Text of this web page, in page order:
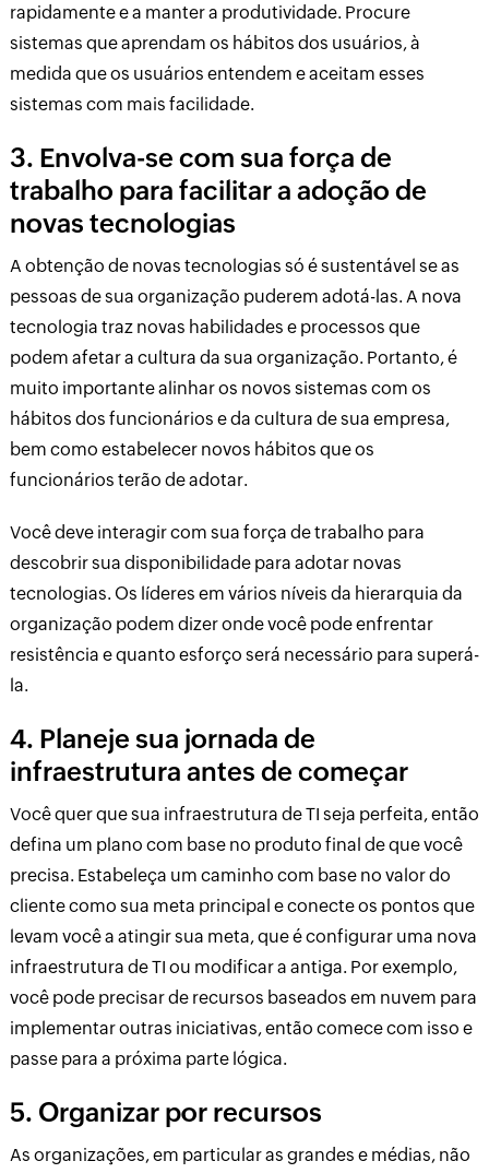
rapidamente e a manter a produtividade. Procure
sistemas que aprendam os hábitos dos usuários, à
medida que os usuários entendem e aceitam esses
sistemas com mais facilidade.
3. Envolva-se com sua força de
trabalho para facilitar a adoção de
novas tecnologias
A obtenção de novas tecnologias só é sustentável se as
pessoas de sua organização puderem adotá-las. A nova
tecnologia traz novas habilidades e processos que
podem afetar a cultura da sua organização. Portanto, é
muito importante alinhar os novos sistemas com os
hábitos dos funcionários e da cultura de sua empresa,
bem como estabelecer novos hábitos que os
funcionários terão de adotar.
Você deve interagir com sua força de trabalho para
descobrir sua disponibilidade para adotar novas
tecnologias. Os líderes em vários níveis da hierarquia da
organização podem dizer onde você pode enfrentar
resistência e quanto esforço será necessário para superá-
la.
4. Planeje sua jornada de
infraestrutura antes de começar
Você quer que sua infraestrutura de TI seja perfeita, então
defina um plano com base no produto final de que você
precisa. Estabeleça um caminho com base no valor do
cliente como sua meta principal e conecte os pontos que
levam você a atingir sua meta, que é configurar uma nova
infraestrutura de TI ou modificar a antiga. Por exemplo,
você pode precisar de recursos baseados em nuvem para
implementar outras iniciativas, então comece com isso e
passe para a próxima parte lógica.
5. Organizar por recursos
As organizações, em particular as grandes e médias, não